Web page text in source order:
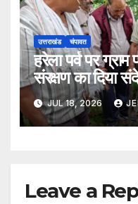
उत्तराखंड चंपावत
हरेला पर्व पर ग्राम
संरक्षण का दिया
JUL 18, 2026
Leave a